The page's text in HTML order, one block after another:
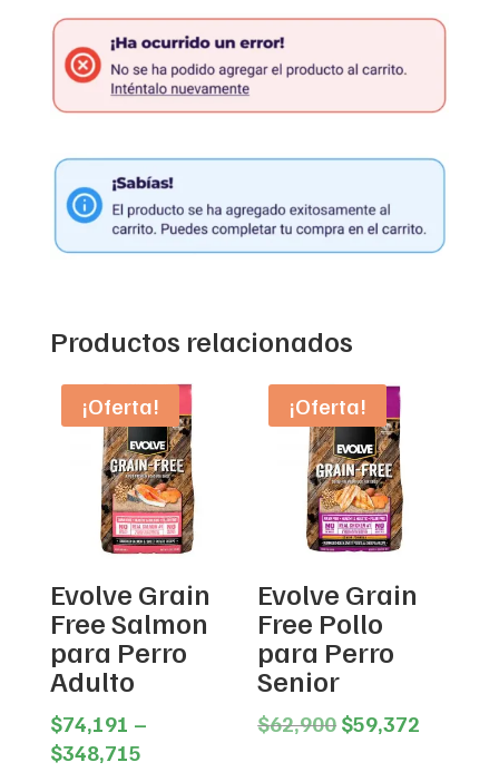
Productos relacionados
¡Oferta!
Evolve Grain
Free Salmon
para Perro
Adulto
$74,191 –
$348,715Price
¡Oferta!
Evolve Grain
Free Pollo
para Perro
Senior
$62,900 Original
$59,372